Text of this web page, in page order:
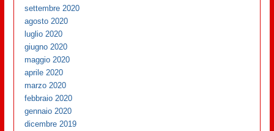
settembre 2020
agosto 2020
luglio 2020
giugno 2020
maggio 2020
aprile 2020
marzo 2020
febbraio 2020
gennaio 2020
dicembre 2019